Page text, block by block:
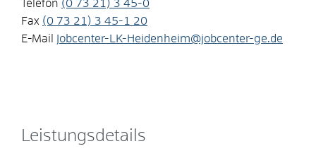
Telefon (0 73 21) 3 45-0
Fax (0 73 21) 3 45-1
20
E-Mail
Jobcenter-LK-Heidenheim@jobcenter-ge.de
Leistungsdetails